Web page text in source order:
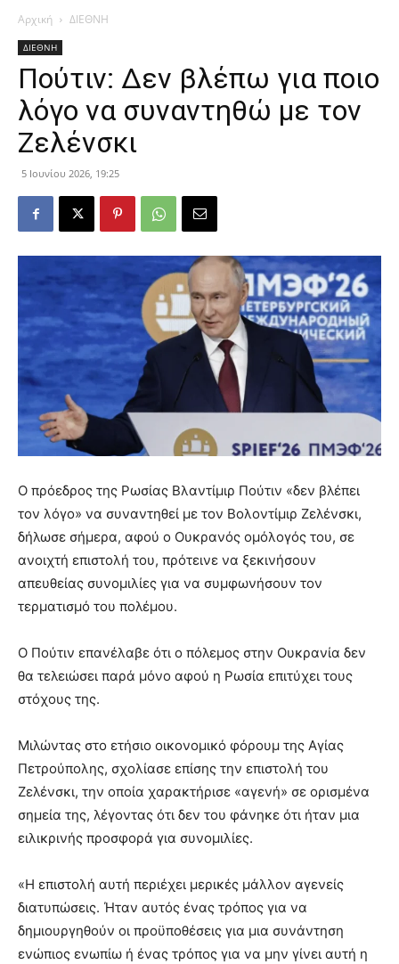
Αρχική ΔΙΕΘΝΗ
ΔΙΕΘΝΗ
Πούτιν: Δεν βλέπω για ποιο
λόγο να συναντηθώ με τον
Ζελένσκι
5 Ιουνίου 2026, 19:25
Ο πρόεδρος της Ρωσίας Βλαντίμιρ Πούτιν «δεν βλέπει
τον λόγο» να συναντηθεί με τον Βολοντίμιρ Ζελένσκι,
δήλωσε σήμερα, αφού ο Ουκρανός ομόλογός του, σε
ανοιχτή επιστολή του, πρότεινε να ξεκινήσουν
απευθείας συνομιλίες για να συμφωνήσουν τον
τερματισμό του πολέμου.
Ο Πούτιν επανέλαβε ότι ο πόλεμος στην Ουκρανία δεν
θα τελειώσει παρά μόνο αφού η Ρωσία επιτύχει τους
στόχους της.
Μιλώντας στο ετήσιο οικονομικό φόρουμ της Αγίας
Πετρούπολης, σχολίασε επίσης την επιστολή του
Ζελένσκι, την οποία χαρακτήρισε «αγενή» σε ορισμένα
σημεία της, λέγοντας ότι δεν του φάνηκε ότι ήταν μια
ειλικρινής προσφορά για συνομιλίες.
«Η επιστολή αυτή περιέχει μερικές μάλλον αγενείς
διατυπώσεις. Ήταν αυτός ένας τρόπος για να
δημιουργηθούν οι προϋποθέσεις για μια συνάντηση
ενώπιος ενωπίω ή ένας τρόπος για να μην γίνει αυτή η